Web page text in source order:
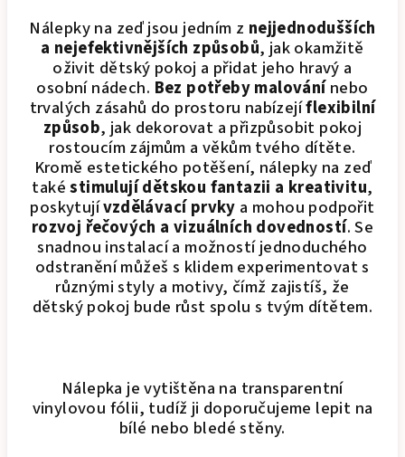
Nálepky na zeď jsou jedním z nejjednodušších
a nejefektivnějších způsobů, jak okamžitě
oživit dětský pokoj a přidat jeho hravý a
osobní nádech. Bez potřeby malovánínebo
trvalých zásahů do prostoru nabízejíflexibilní
způsob, jak dekorovat a přizpůsobit pokoj
rostoucím zájmům a věkům tvého dítěte.
Kromě estetického potěšení, nálepky na zeď
takéstimulují dětskou fantazii a kreativitu,
poskytujívzdělávací prvky a mohou podpořit
rozvoj řečových a vizuálních dovedností. Se
snadnou instalací a možností jednoduchého
odstranění můžeš s klidem experimentovat s
různými styly a motivy, čímž zajistíš, že
dětský pokoj bude růst spolu s tvým dítětem.
Nálepka je vytištěna na transparentní
vinylovou fólii, tudíž ji doporučujeme lepit na
bílé nebo bledé stěny.